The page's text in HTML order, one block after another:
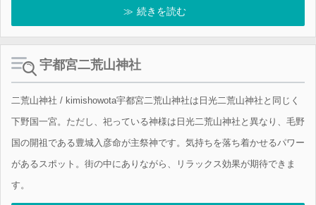
続きを読む
宇都宮二荒山神社
二荒山神社 / kimishowota宇都宮二荒山神社は日光二荒山神社と同じく
下野国一宮。ただし、祀っている神様は日光二荒山神社と異なり、毛野
国の開祖である豊城入彦命が主祭神です。気持ちを落ち着かせるパワー
があるスポット。街の中にありながら、リラックス効果が期待できま
す。